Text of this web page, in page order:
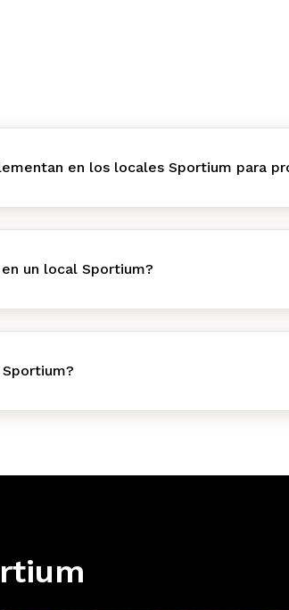
en los locales Sportium para
un local Sportium?